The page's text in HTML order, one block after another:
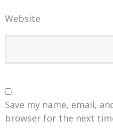
Website
Save my name, email,
browser for the next